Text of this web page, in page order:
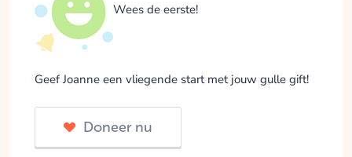
Wees de eerste!
Geef Joanne een vliegende start met jouw gulle gift!
Doneer nu